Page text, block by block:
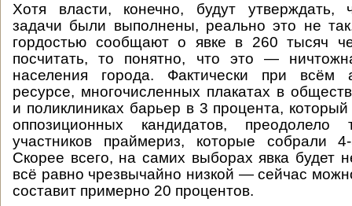
Хотя власти, конечно, будут утверждать,
задачи были выполнены, реально это не
гордостью сообщают о явке в 260 тысяч
посчитать, то понятно, что это —
населения города. Фактически при всём
ресурсе, многочисленных плакатах в
и поликлиниках барьер в 3 процента, который
оппозиционных кандидатов, преодолело
участников праймериз, которые собрали
Скорее всего, на самих выборах явка будет
всё равно чрезвычайно низкой — сейчас
составит примерно 20 процентов.